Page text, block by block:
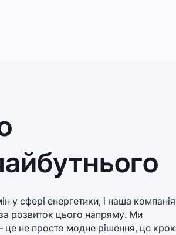
у сфері енергетики, і наша компанія
за розвиток цього напряму. Ми
не просто модне рішення, це крок